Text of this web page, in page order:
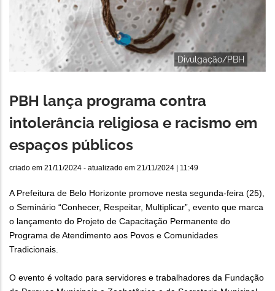
Divulgação/PBH
PBH lança programa contra
intolerância religiosa e racismo em
espaços públicos
criado em 21/11/2024 - atualizado em 21/11/2024 | 11:49
A Prefeitura de Belo Horizonte promove nesta segunda-feira (25),
o Seminário “Conhecer, Respeitar, Multiplicar”, evento que marca
o lançamento do Projeto de Capacitação Permanente do
Programa de Atendimento aos Povos e Comunidades
Tradicionais.
O evento é voltado para servidores e trabalhadores da Fundação